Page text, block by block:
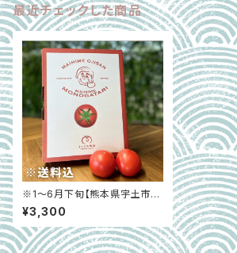
最近チェックした商品
※1～6月下旬【熊本県宇土市】
プレミアムトマトまいひめ物語
「結び箱」約１㎏
¥3,300